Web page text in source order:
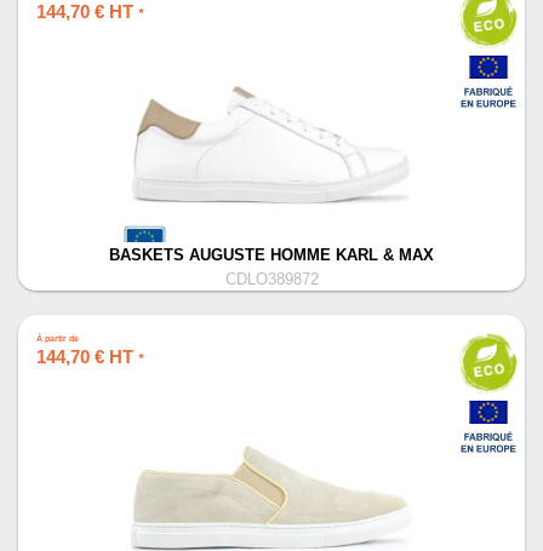
144,70 € HT *
BASKETS AUGUSTE HOMME KARL & MAX
CDLO389872
À partir de
144,70 € HT *